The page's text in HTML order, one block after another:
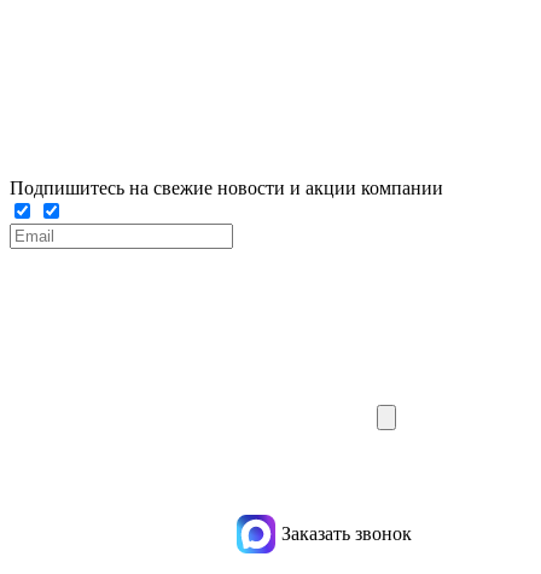
Подпишитесь на свежие новости и акции компании
Заказать звонок